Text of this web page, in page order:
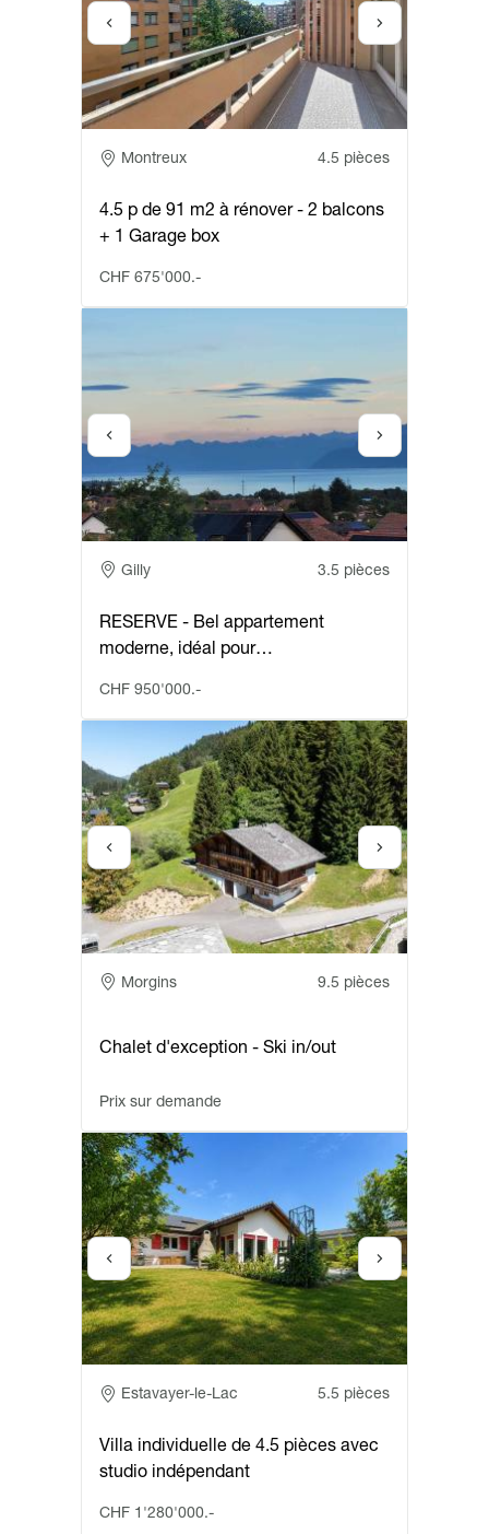
Adresse
Montreux 4.5 pièces
4.5 p de 91 m2 à rénover - 2 balcons
+ 1 Garage box
CHF 675'000.-
Adresse
Gilly 3.5 pièces
RESERVE - Bel appartement
moderne, idéal pour…
CHF 950'000.-
Adresse
Morgins 9.5 pièces
Chalet d'exception - Ski in/out
Prix sur demande
Adresse
Estavayer-le-Lac 5.5 pièces
Villa individuelle de 4.5 pièces avec
studio indépendant
CHF 1'280'000.-